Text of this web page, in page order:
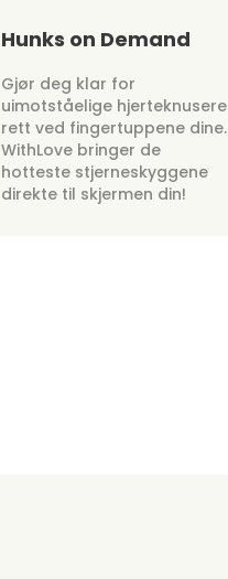
Hunks on Demand
Gjør deg klar for
uimotståelige hjerteknusere
rett ved fingertuppene dine.
WithLove bringer de
hotteste stjerneskyggene
direkte til skjermen din!